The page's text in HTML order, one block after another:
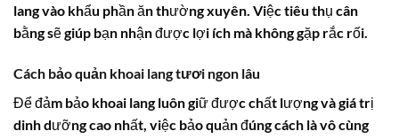
lang vào khẩu phần ăn thường xuyên. Việc tiêu thụ cân
bằng sẽ giúp bạn nhận được lợi ích mà không gặp rắc rối.
Cách bảo quản khoai lang tươi ngon lâu
Để đảm bảo khoai lang luôn giữ được chất lượng và giá trị
dinh dưỡng cao nhất, việc bảo quản đúng cách là vô cùng